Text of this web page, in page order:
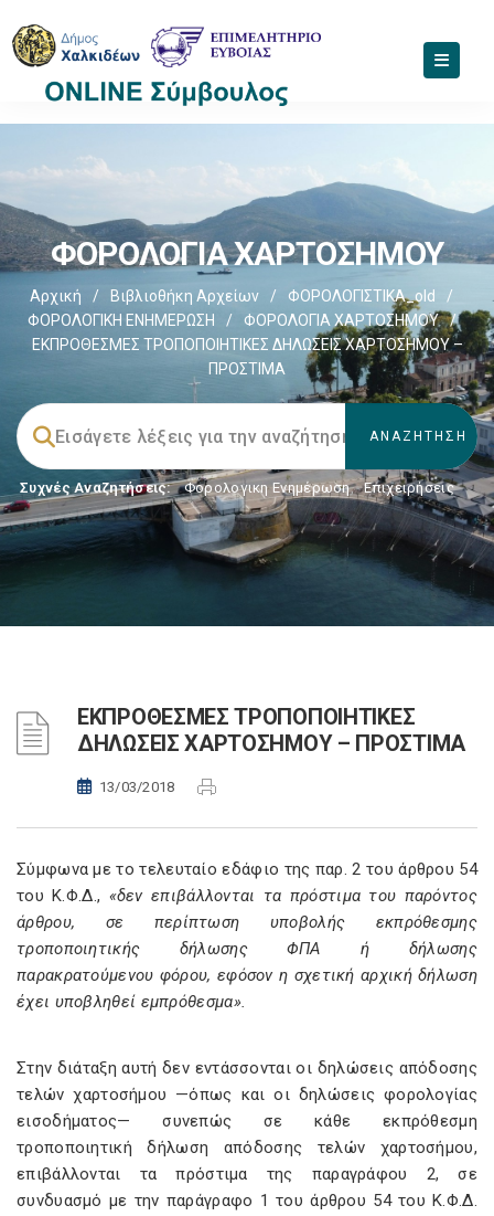
ΦΟΡΟΛΟΓΙΑ ΧΑΡΤΟΣΗΜΟΥ
Αρχική / Βιβλιοθήκη Αρχείων / ΦΟΡΟΛΟΓΙΣΤΙΚΑ_old
/
ΦΟΡΟΛΟΓΙΚΗ ΕΝΗΜΕΡΩΣΗ
/ ΦΟΡΟΛΟΓΙΑ ΧΑΡΤΟΣΗΜΟΥ
/
ΕΚΠΡΟΘΕΣΜΕΣ ΤΡΟΠΟΠΟΙΗΤΙΚΕΣ ΔΗΛΩΣΕΙΣ ΧΑΡΤΟΣΗΜΟΥ –
ΠΡΟΣΤΙΜΑ
Συχνές Αναζητήσεις: Φορολογικη Ενημέρωση, Επιχειρήσεις
ΕΚΠΡΟΘΕΣΜΕΣ ΤΡΟΠΟΠΟΙΗΤΙΚΕΣ
ΔΗΛΩΣΕΙΣ ΧΑΡΤΟΣΗΜΟΥ – ΠΡΟΣΤΙΜΑ
13/03/2018
Σύμφωνα με το τελευταίο εδάφιο της παρ. 2 του άρθρου 54
του Κ.Φ.Δ., «δεν επιβάλλονται τα πρόστιμα του παρόντος
άρθρου, σε περίπτωση υποβολής εκπρόθεσμης
τροποποιητικής δήλωσης ΦΠΑ ή δήλωσης
παρακρατούμενου φόρου, εφόσον η σχετική αρχική δήλωση
έχει υποβληθεί εμπρόθεσμα».
Στην διάταξη αυτή δεν εντάσσονται οι δηλώσεις απόδοσης
τελών χαρτοσήμου —όπως και οι δηλώσεις φορολογίας
εισοδήματος— συνεπώς σε κάθε εκπρόθεσμη
τροποποιητική δήλωση απόδοσης τελών χαρτοσήμου,
επιβάλλονται τα πρόστιμα της παραγράφου 2, σε
συνδυασμό με την παράγραφο 1 του άρθρου 54 του Κ.Φ.Δ.